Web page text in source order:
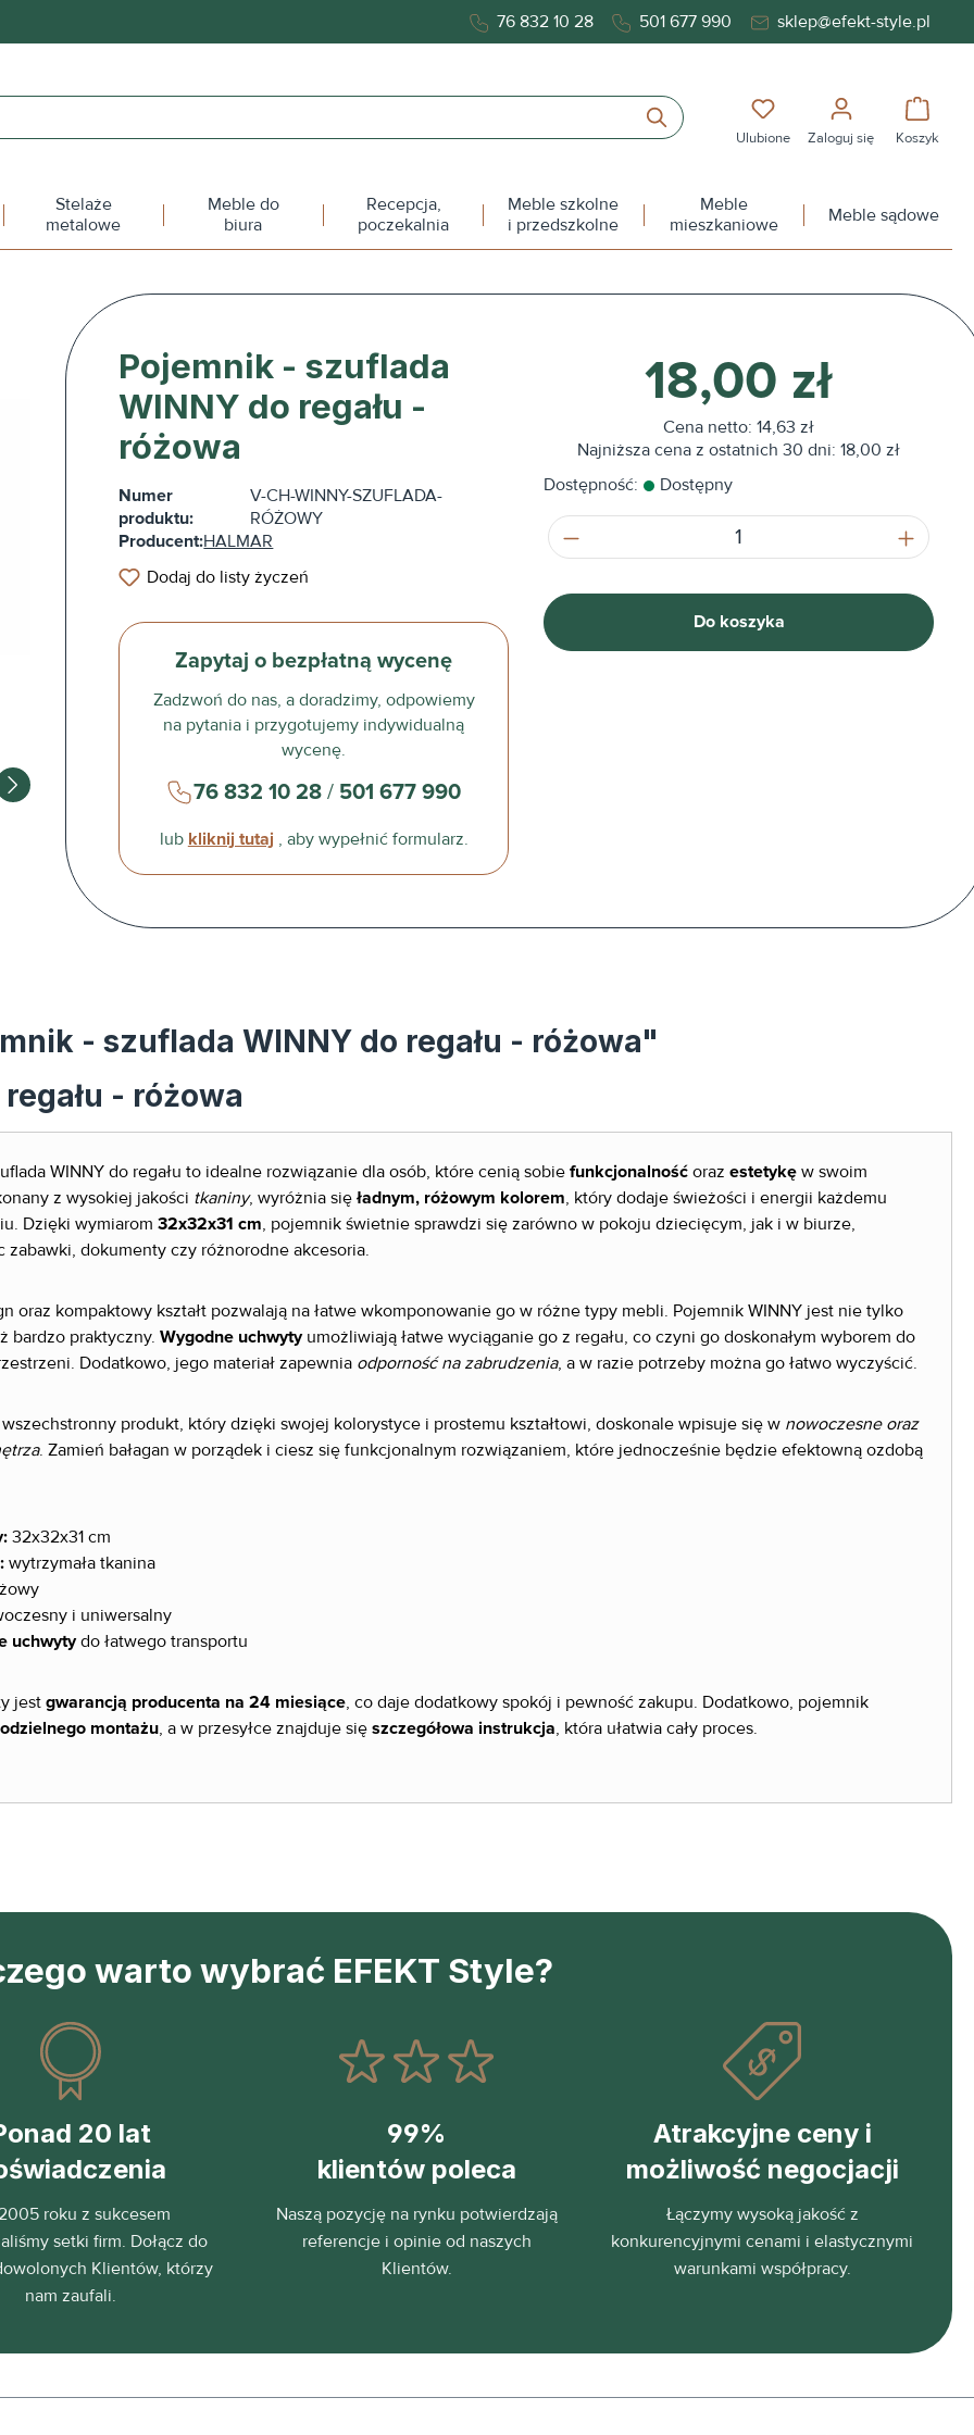
76 832 10 28 501 677 990 sklep@efekt-style.pl
Masz 0 przedmioty na
Ulubione Zaloguj się Koszyk
Stelaże
metalowe
Meble do
biura
Recepcja,
poczekalnia
Meble szkolne
i przedszkolne
Meble
mieszkaniowe
Meble sądowe
Pojemnik - szuflada
WINNY do regału -
różowa
Numer
produktu:
V-CH-WINNY-SZUFLADA-
RÓŻOWY
Producent:HALMAR
Dodaj do listy życzeń
Zapytaj o bezpłatną wycenę
Zadzwoń do nas, a doradzimy, odpowiemy
na pytania i przygotujemy indywidualną
wycenę.
76 832 10 28 / 501 677 990
lub kliknij tutaj , aby wypełnić formularz.
18,00 zł
Cena netto: 14,63 zł
Najniższa cena z ostatnich 30 dni: 18,00 zł
Dostępność:
Dostępny
Ilość produktu: Wprowadź żądaną
Do koszyka
- szuflada WINNY do regału - różowa"
- różowa
WINNY do regału to idealne rozwiązanie dla osób, które cenią sobie funkcjonalność oraz estetykę w swoim
z wysokiej jakości tkaniny, wyróżnia się ładnym, różowym kolorem, który dodaje świeżości i energii każdemu
Dzięki wymiarom 32x32x31 cm, pojemnik świetnie sprawdzi się zarówno w pokoju dziecięcym, jak i w biurze,
zabawki, dokumenty czy różnorodne akcesoria.
oraz kompaktowy kształt pozwalają na łatwe wkomponowanie go w różne typy mebli. Pojemnik WINNY jest nie tylko
bardzo praktyczny. Wygodne uchwytyumożliwiają łatwe wyciąganie go z regału, co czyni go doskonałym wyborem do
Dodatkowo, jego materiał zapewnia odporność na zabrudzenia, a w razie potrzeby można go łatwo wyczyścić.
produkt, który dzięki swojej kolorystyce i prostemu kształtowi, doskonale wpisuje się w nowoczesne oraz
. Zamień bałagan w porządek i ciesz się funkcjonalnym rozwiązaniem, które jednocześnie będzie efektowną ozdobą
32x32x31 cm
wytrzymała tkanina
i uniwersalny
uchwytydo łatwego transportu
jest gwarancją producenta na 24 miesiące, co daje dodatkowy spokój i pewność zakupu. Dodatkowo, pojemnik
montażu, a w przesyłce znajduje się szczegółowa instrukcja, która ułatwia cały proces.
warto wybrać EFEKT Style?
20 lat
roku z sukcesem
setki firm. Dołącz do
Klientów, którzy
nam zaufali.
99%
klientów poleca
Naszą pozycję na rynku potwierdzają
referencje i opinie od naszych
Klientów.
Atrakcyjne ceny i
możliwość negocjacji
Łączymy wysoką jakość z
konkurencyjnymi cenami i elastycznymi
warunkami współpracy.